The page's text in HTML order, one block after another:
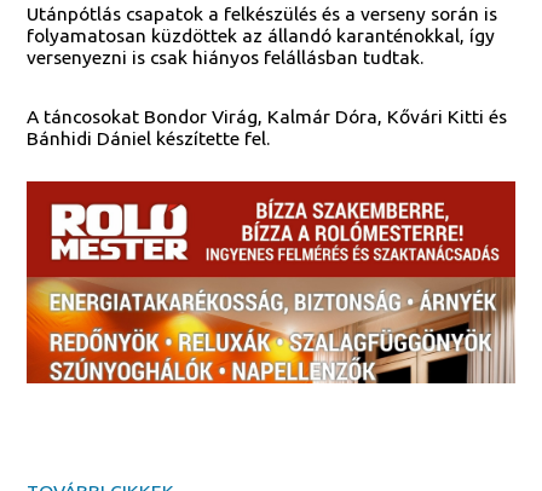
Utánpótlás csapatok a felkészülés és a verseny során is
folyamatosan küzdöttek az állandó karanténokkal, így
versenyezni is csak hiányos felállásban tudtak.
A táncosokat Bondor Virág, Kalmár Dóra, Kővári Kitti és
Bánhidi Dániel készítette fel.